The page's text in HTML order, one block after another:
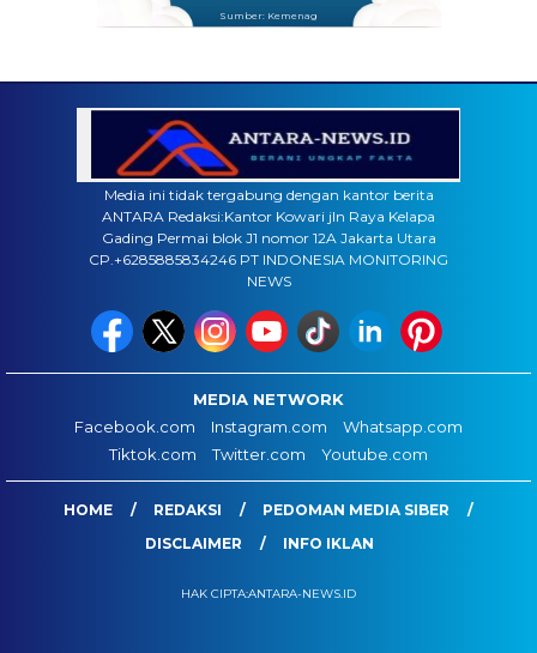
Sumber: Kemenag
Media ini tidak tergabung dengan kantor berita
ANTARA Redaksi:Kantor Kowari jln Raya Kelapa
Gading Permai blok J1 nomor 12A Jakarta Utara
CP.+6285885834246 PT INDONESIA MONITORING
NEWS
MEDIA NETWORK
Facebook.com
Instagram.com
Whatsapp.com
Tiktok.com
Twitter.com Youtube.com
HOME REDAKSI
PEDOMAN MEDIA SIBER
DISCLAIMER
INFO IKLAN
HAK CIPTA:ANTARA-NEWS.ID